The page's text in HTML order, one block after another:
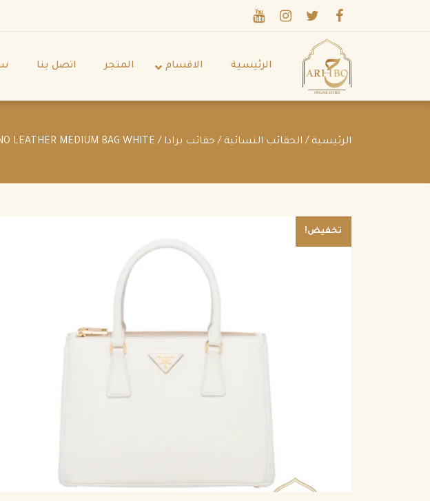
الرئيسية الاقسام المتجر اتصل بنا
الرئيسية / الحقائب النسائية / حقائب برادا / PRADA GALLERIA SAFFIANO LEATHER MEDIUM BAG WHITE
تخفيض!